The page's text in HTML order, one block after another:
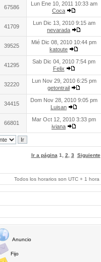
67586
Lun Ene 10, 2011 10:33 am
Coca
41709
Lun Dic 13, 2010 9:15 am
nevarada
39525
Mié Dic 08, 2010 10:44 pm
katoute
41295
Sab Dic 04, 2010 7:54 pm
Felix
32220
Lun Nov 29, 2010 6:25 pm
getontrail
34415
Dom Nov 28, 2010 9:05 pm
Luisan
66801
Mar Oct 12, 2010 3:33 pm
iviana
Ir a página 1 2 3 Siguiente
Todos los horarios son UTC + 1 hora
Anuncio
Fijo